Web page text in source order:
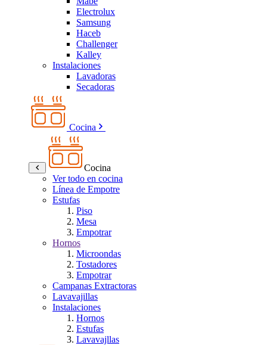
Electrolux
Samsung
Haceb
Challenger
Kalley
Instalaciones
Lavadoras
Secadoras
Cocina
Cocina
Ver todo en cocina
Línea de Empotre
Estufas
Piso
Mesa
Empotrar
Hornos
Microondas
Tostadores
Empotrar
Campanas Extractoras
Lavavajillas
Instalaciones
Hornos
Estufas
Lavavajllas